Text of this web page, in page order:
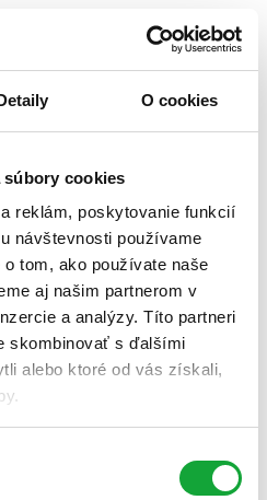
O cookies
cookies
reklám, poskytovanie funkcií
návštevnosti používame
tom, ako používate naše
aj našim partnerom v
a analýzy. Títo partneri
skombinovať s ďalšími
alebo ktoré od vás získali,